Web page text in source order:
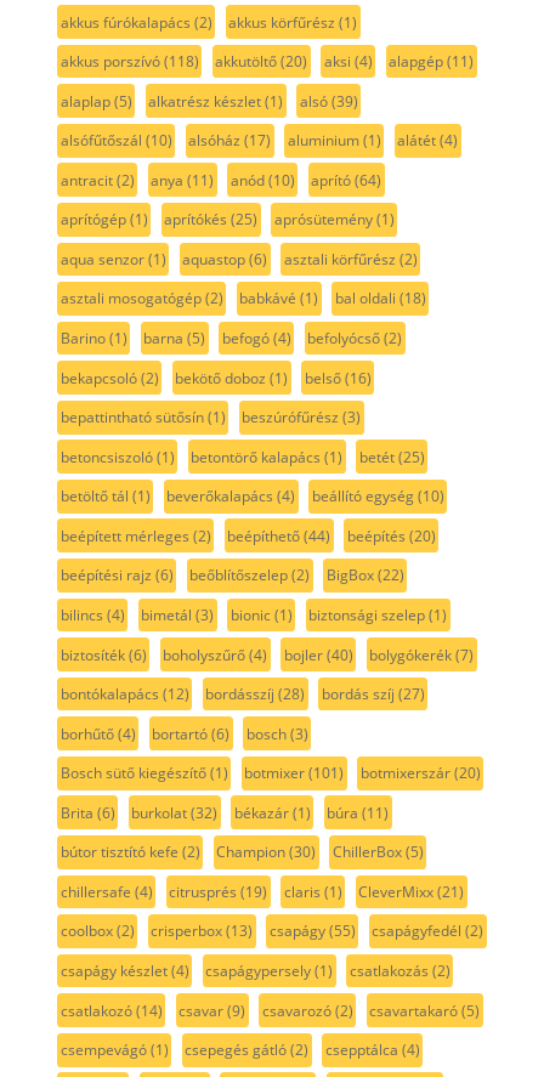
akkus fúrókalapács (2) akkus körfűrész (1)
akkus porszívó(118) akkutöltő(20) aksi (4) alapgép(11)
alaplap(5) alkatrész készlet(1) alsó(39)
alsófűtőszál (10) alsóház (17) aluminium(1) alátét(4)
antracit(2) anya (11) anód(10) aprító(64)
aprítógép(1) aprítókés (25) aprósütemény(1)
aqua senzor(1) aquastop(6) asztali körfűrész (2)
asztali mosogatógép(2) babkávé (1) bal oldali (18)
Barino(1) barna (5) befogó(4) befolyócső(2)
bekapcsoló(2) bekötő doboz (1) belső(16)
bepattintható sütősín(1) beszúrófűrész (3)
betoncsiszoló(1) betontörő kalapács (1) betét(25)
betöltő tál (1) beverőkalapács (4) beállító egység(10)
beépített mérleges (2) beépíthető(44) beépítés (20)
beépítési rajz (6) beőblítőszelep(2) BigBox(22)
bilincs (4) bimetál (3) bionic(1) biztonsági szelep(1)
biztosíték(6) boholyszűrő(4) bojler(40) bolygókerék(7)
bontókalapács (12) bordásszíj (28) bordás szíj (27)
borhűtő(4) bortartó(6) bosch(3)
Bosch sütő kiegészítő(1) botmixer(101) botmixerszár(20)
Brita (6) burkolat(32) békazár(1) búra (11)
bútor tisztító kefe (2) Champion(30) ChillerBox(5)
chillersafe (4) citrusprés (19) claris (1) CleverMixx(21)
coolbox(2) crisperbox(13) csapágy(55) csapágyfedél (2)
csapágy készlet(4) csapágypersely(1) csatlakozás (2)
csatlakozó(14) csavar(9) csavarozó(2) csavartakaró(5)
csempevágó(1) csepegés gátló(2) csepptálca (4)